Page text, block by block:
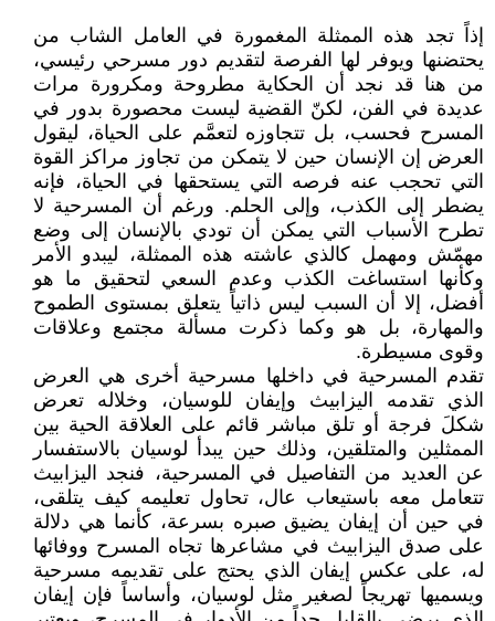
إذاً تجد هذه الممثلة المغمورة في العامل الشاب من
يحتضنها ويوفر لها الفرصة لتقديم دور مسرحي رئيسي،
من هنا قد نجد أن الحكاية مطروحة ومكرورة مرات
عديدة في الفن، لكنّ القضية ليست محصورة بدور في
المسرح فحسب، بل تتجاوزه لتعمَّم على الحياة، ليقول
العرض إن الإنسان حين لا يتمكن من تجاوز مراكز القوة
التي تحجب عنه فرصه التي يستحقها في الحياة، فإنه
يضطر إلى الكذب، وإلى الحلم. ورغم أن المسرحية لا
تطرح الأسباب التي يمكن أن تودي بالإنسان إلى وضع
مهمّش ومهمل كالذي عاشته هذه الممثلة، ليبدو الأمر
وكأنها استساغت الكذب وعدم السعي لتحقيق ما هو
أفضل، إلا أن السبب ليس ذاتياً يتعلق بمستوى الطموح
والمهارة، بل هو وكما ذكرت مسألة مجتمع وعلاقات
وقوى مسيطرة.
تقدم المسرحية في داخلها مسرحية أخرى هي العرض
الذي تقدمه اليزابيث وإيفان للوسيان، وخلاله تعرض
شكلَ فرجة أو تلق مباشر قائم على العلاقة الحية بين
الممثلين والمتلقين، وذلك حين يبدأ لوسيان بالاستفسار
عن العديد من التفاصيل في المسرحية، فنجد اليزابيث
تتعامل معه باستيعاب عال، تحاول تعليمه كيف يتلقى،
في حين أن إيفان يضيق صبره بسرعة، كأنما هي دلالة
على صدق اليزابيث في مشاعرها تجاه المسرح ووفائها
له، على عكس إيفان الذي يحتج على تقديمه مسرحية
ويسميها تهريجاً لصغير مثل لوسيان، وأساساً فإن إيفان